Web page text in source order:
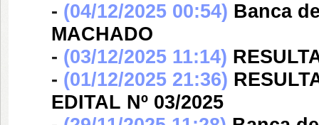
- (04/12/2025 00:54) Banca
MACHADO
- (03/12/2025 11:14)
- (01/12/2025 21:36)
EDITAL Nº 03/2025